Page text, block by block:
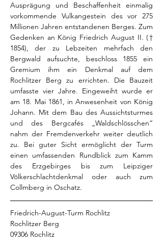
Ausprägung und Beschaffenheit einmalig
vorkommende Vulkangestein des vor 275
Millionen Jahren entstandenen Berges. Zum
Gedenken an König Friedrich August II. (†
1854), der zu Lebzeiten mehrfach den
Bergwald aufsuchte, beschloss 1855 ein
Gremium ihm ein Denkmal auf dem
Rochlitzer Berg zu errichten. Die Bauzeit
umfasste vier Jahre. Eingeweiht wurde er
am 18. Mai 1861, in Anwesenheit von König
Johann. Mit dem Bau des Aussichtsturmes
und des Bergcafés „Waldschlösschen“
nahm der Fremdenverkehr weiter deutlich
zu. Bei guter Sicht ermöglicht der Turm
einen umfassenden Rundblick zum Kamm
des Erzgebirges bis zum Leipziger
Völkerschlachtdenkmal oder auch zum
Collmberg in Oschatz.
Friedrich-August-Turm Rochlitz
Rochlitzer Berg
09306 Rochlitz